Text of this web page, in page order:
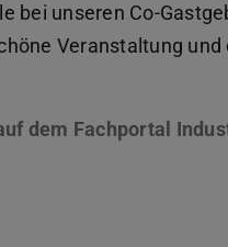
bei unseren Co-
Veranstaltung
dem Fachportal